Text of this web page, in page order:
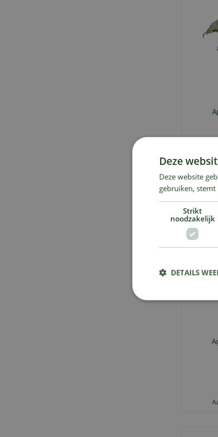
Deze
Deze website
gebruiken,
Strikt
noodzakelijk
DETAILS